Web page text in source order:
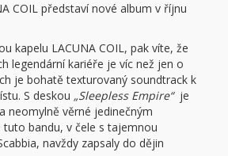
COIL představí nové album v říjnu
kapelu LACUNA COIL, pak víte, že
legendární kariéře je víc než jen o
je bohatě texturovaný soundtrack k
S deskou „Sleepless Empire“je
neomylně věrné jedinečným
bandu, v čele s tajemnou
navždy zapsaly do dějin